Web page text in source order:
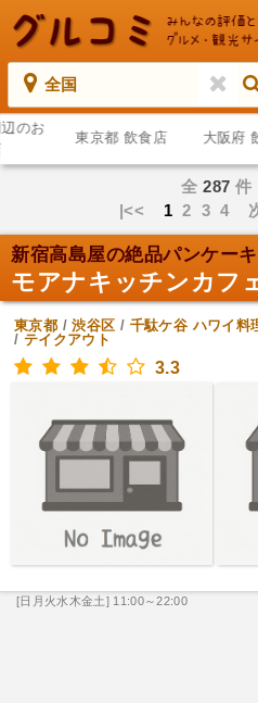
全国
のお
東京都 飲食店 大阪府
全287 件
|<< 12 3 4
新宿高島屋の絶品パンケーキ
モアナキッチンカフ
東京都 /渋谷区 / 千駄ケ谷 ハワイ料
/ テイクアウト
3.3
[日月火水木金土] 11:00～22:00